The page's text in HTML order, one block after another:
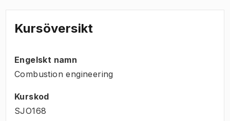
Kursöversikt
Engelskt namn
Combustion engineering
Kurskod
SJO168